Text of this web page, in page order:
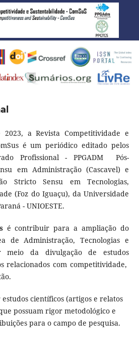
a Revista Competitividade e
é um periódico editado pelos
Profissional - PPGADM Pós-
em Administração (Cascavel) e
Stricto Sensu em Tecnologias,
(Foz do Iguaçu), da Universidade
- UNIOESTE.
é contribuir para a ampliação do
de Administração, Tecnologias e
meio da divulgação de estudos
relacionados com competitividade,
científicos (artigos e relatos
possuam rigor metodológico e
para o campo de pesquisa.